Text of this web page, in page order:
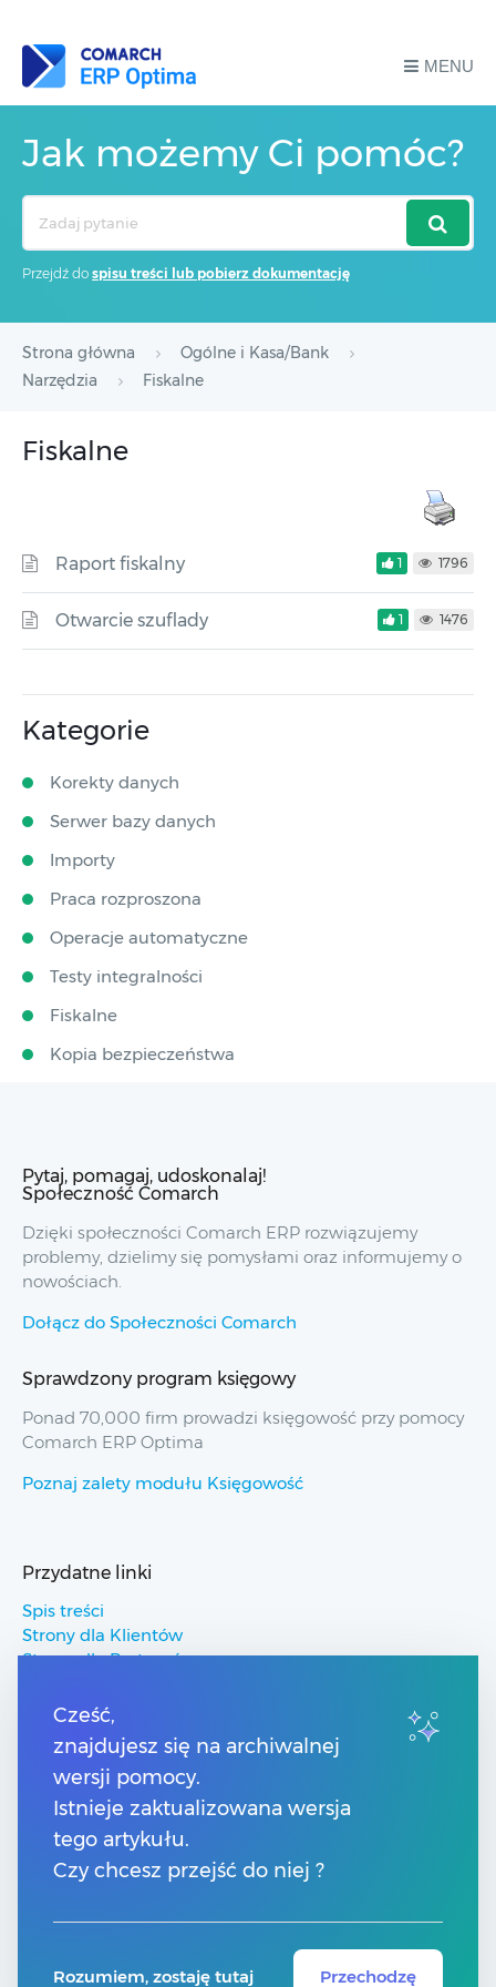
MENU
Jak możemy Ci pomóc?
Przejdź do spisu treści lub pobierz dokumentację
Strona główna
Ogólne i Kasa/Bank
Narzędzia
Fiskalne
Fiskalne
Raport fiskalny 1 1796
Otwarcie szuflady 1 1476
Kategorie
Korekty danych
Serwer bazy danych
Importy
Praca rozproszona
Operacje automatyczne
Testy integralności
Fiskalne
Kopia bezpieczeństwa
Pytaj, pomagaj, udoskonalaj!
Społeczność Comarch
Dzięki społeczności Comarch ERP rozwiązujemy
problemy, dzielimy się pomysłami oraz informujemy o
nowościach.
Dołącz do Społeczności Comarch
Sprawdzony program księgowy
Ponad 70,000 firm prowadzi księgowość przy pomocy
Comarch ERP Optima
Poznaj zalety modułu Księgowość
Przydatne linki
Spis treści
Strony dla Klientów
Strony dla Partnerów
Pomoc Comarch Betterfly
Pomoc Comarch e-Sklep
Pomoc Comarch HRM
Kontakt
Numery telefonów
Znajdź Partnera Comarch
Cześć,
znajdujesz się na archiwalnej
wersji pomocy.
Istnieje zaktualizowana wersja
tego artykułu.
Czy chcesz przejść do niej ?
Rozumiem, zostaję tutaj Przechodzę